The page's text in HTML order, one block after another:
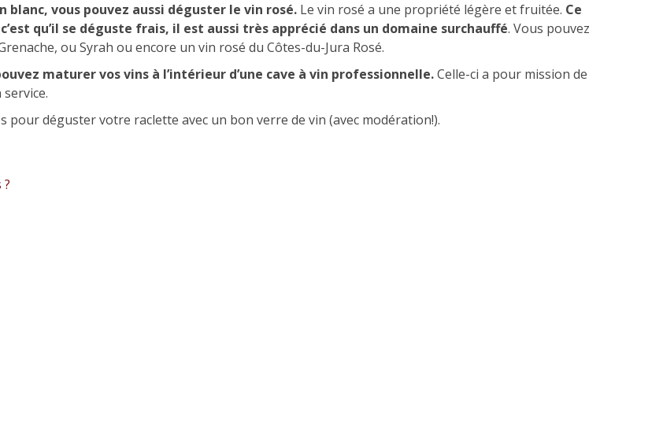
vous pouvez aussi déguster le vin rosé. Le vin rosé a une propriété légère et fruitée. Ce
qu’il se déguste frais, il est aussi très apprécié dans un domaine surchauffé. Vous pouvez
ou Syrah ou encore un vin rosé du Côtes-du-Jura Rosé.
maturer vos vins à l’intérieur d’une cave à vin professionnelle.Celle-ci a pour mission de
déguster votre raclette avec un bon verre de vin (avec modération!).